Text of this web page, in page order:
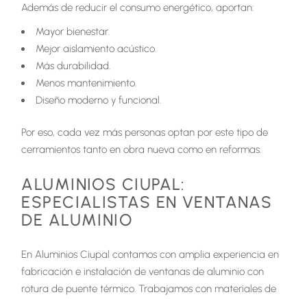
Además de reducir el consumo energético, aportan:
Mayor bienestar.
Mejor aislamiento acústico.
Más durabilidad.
Menos mantenimiento.
Diseño moderno y funcional.
Por eso, cada vez más personas optan por este tipo de
cerramientos tanto en obra nueva como en reformas.
ALUMINIOS CIUPAL:
ESPECIALISTAS EN VENTANAS
DE ALUMINIO
En Aluminios Ciupal contamos con amplia experiencia en
fabricación e instalación de ventanas de aluminio con
rotura de puente térmico. Trabajamos con materiales de